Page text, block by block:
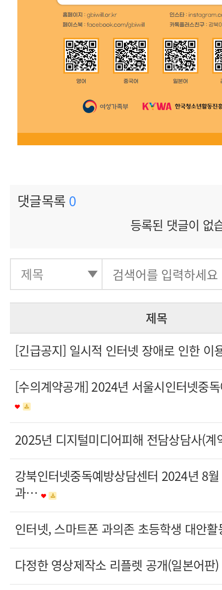
댓글목록 0
등록된 댓글이 없
제목
[긴급공지] 일시적 인터넷 장애로 인한 이
[수의계약공개] 2024년 서울시인터넷중
2025년 디지털미디어피해 전담상담사(
강북인터넷중독예방상담센터 2024년 8
과…
인터넷, 스마트폰 과의존 초등학생 대안
다정한 영상제작소 리플렛 공개(일본어판)